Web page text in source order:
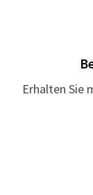
Erhalten Sie